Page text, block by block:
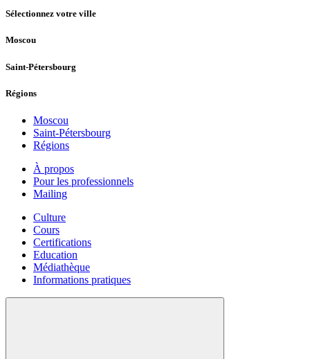
Sélectionnez votre ville
Moscou
Saint-Pétersbourg
Régions
Moscou
Saint-Pétersbourg
Régions
À propos
Pour les professionnels
Mailing
Culture
Cours
Certifications
Education
Médiathèque
Informations pratiques